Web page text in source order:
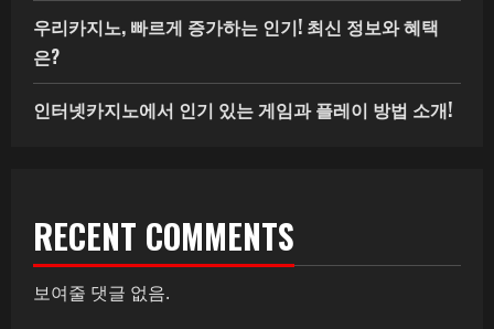
우리카지노, 빠르게 증가하는 인기! 최신 정보와 혜택
은?
인터넷카지노에서 인기 있는 게임과 플레이 방법 소개!
RECENT COMMENTS
보여줄 댓글 없음.